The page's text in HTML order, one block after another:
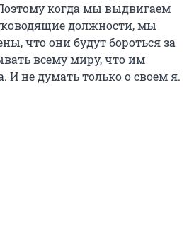
когда мы выдвигаем
должности, мы
что они будут бороться за
всему миру, что им
И не думать только о своем я.